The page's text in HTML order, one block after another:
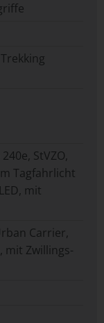
StVZO,
Tagfahrlicht
mit
Carrier,
mit Zwillings-